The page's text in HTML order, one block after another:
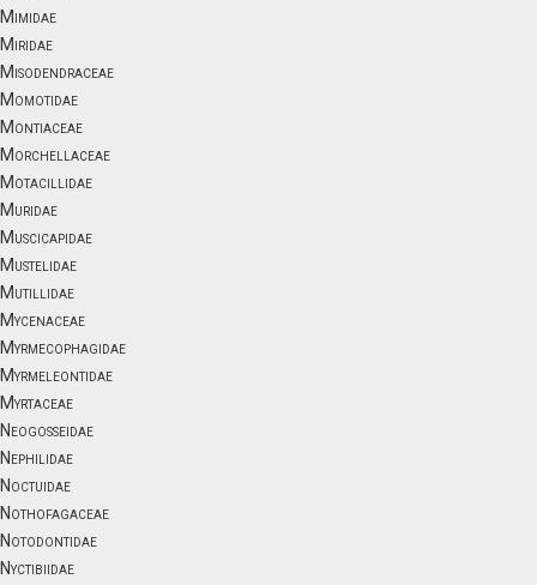
Mimidae
Miridae
Misodendraceae
Momotidae
Montiaceae
Morchellaceae
Motacillidae
Muridae
Muscicapidae
Mustelidae
Mutillidae
Mycenaceae
Myrmecophagidae
Myrmeleontidae
Myrtaceae
Neogosseidae
Nephilidae
Noctuidae
Nothofagaceae
Notodontidae
Nyctibiidae